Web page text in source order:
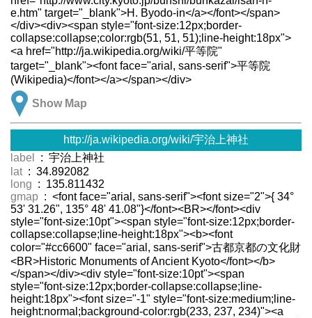
e.htm" target="_blank">H. Byodo-in</a></font></span>
</div><div><span style="font-size:12px;border-
collapse:collapse;color:rgb(51, 51, 51);line-height:18px">
<a href="http://ja.wikipedia.org/wiki/平等院"
target="_blank"><font face="arial, sans-serif">平等院
(Wikipedia)</font></a></span></div>
Show Map
http://ja.wikipedia.org/wiki/宇治上神社
label
: 宇治上神社
lat : 34.892082
long : 135.811432
gmap : <font face="arial, sans-serif"><font size="2">{ 34°
53' 31.26", 135° 48' 41.08"}</font><BR></font><div
style="font-size:10pt"><span style="font-size:12px;border-
collapse:collapse;line-height:18px"><b><font
color="#cc6600" face="arial, sans-serif">古都京都の文化財
<BR>Historic Monuments of Ancient Kyoto</font></b>
</span></div><div style="font-size:10pt"><span
style="font-size:12px;border-collapse:collapse;line-
height:18px"><font size="-1" style="font-size:medium;line-
height:normal;background-color:rgb(233, 237, 234)"><a